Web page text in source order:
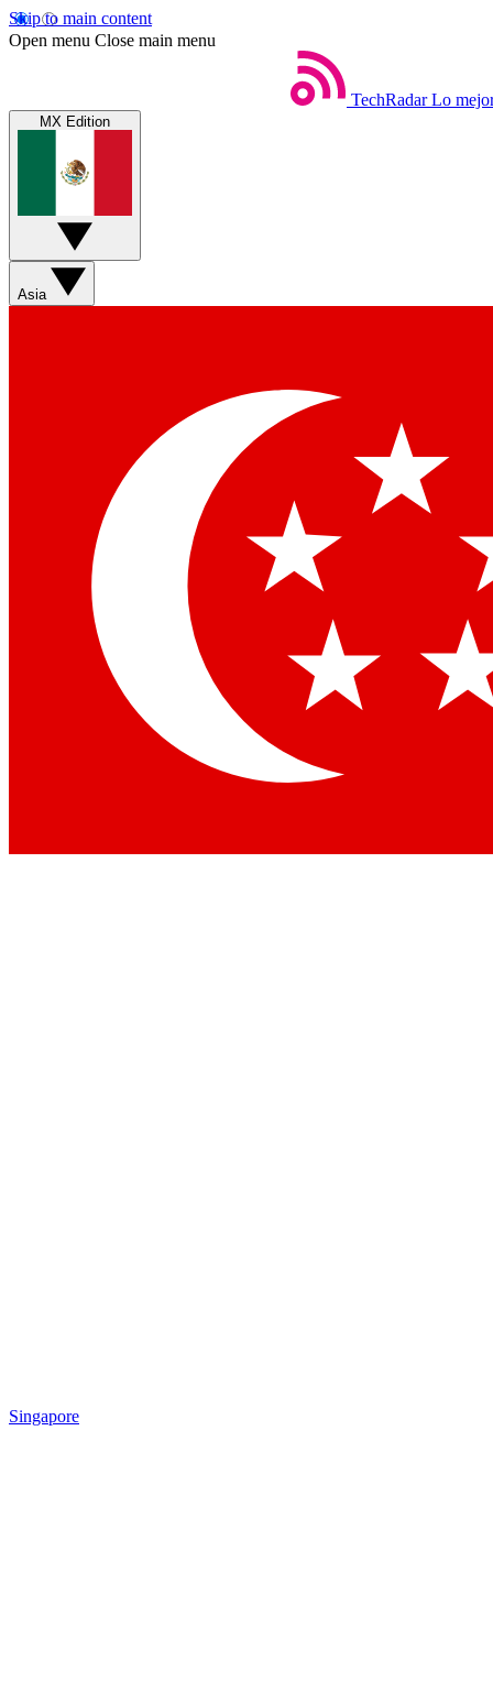
Skip to main content
Open menu Close main menu
TechRadar Lo
MX Edition
Asia
Singapore